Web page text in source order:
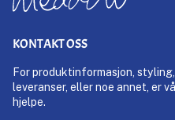
KONTAKT OSS
For produktinformasjon,
leveranser, eller noe annet, er
hjelpe.